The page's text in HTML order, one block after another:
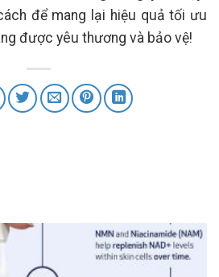
để mang lại hiệu quả tối ưu
được yêu thương và bảo vệ!